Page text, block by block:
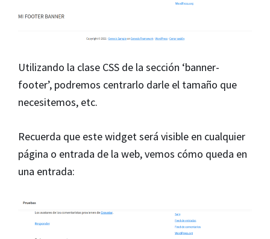
Utilizando la clase CSS de la sección ‘banner-
footer’, podremos centrarlo darle el tamaño que
necesitemos, etc.
Recuerda que este widget será visible en cualquier
página o entrada de la web, vemos cómo queda en
una entrada: